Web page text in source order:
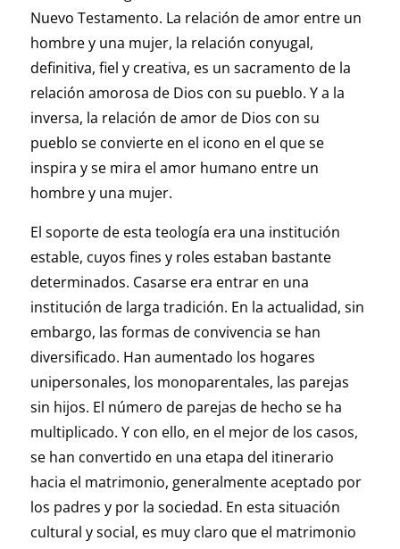
Nuevo Testamento. La relación de amor entre un
hombre y una mujer, la relación conyugal,
definitiva, fiel y creativa, es un sacramento de la
relación amorosa de Dios con su pueblo. Y a la
inversa, la relación de amor de Dios con su
pueblo se convierte en el icono en el que se
inspira y se mira el amor humano entre un
hombre y una mujer.
El soporte de esta teología era una institución
estable, cuyos fines y roles estaban bastante
determinados. Casarse era entrar en una
institución de larga tradición. En la actualidad, sin
embargo, las formas de convivencia se han
diversificado. Han aumentado los hogares
unipersonales, los monoparentales, las parejas
sin hijos. El número de parejas de hecho se ha
multiplicado. Y con ello, en el mejor de los casos,
se han convertido en una etapa del itinerario
hacia el matrimonio, generalmente aceptado por
los padres y por la sociedad. En esta situación
cultural y social, es muy claro que el matrimonio